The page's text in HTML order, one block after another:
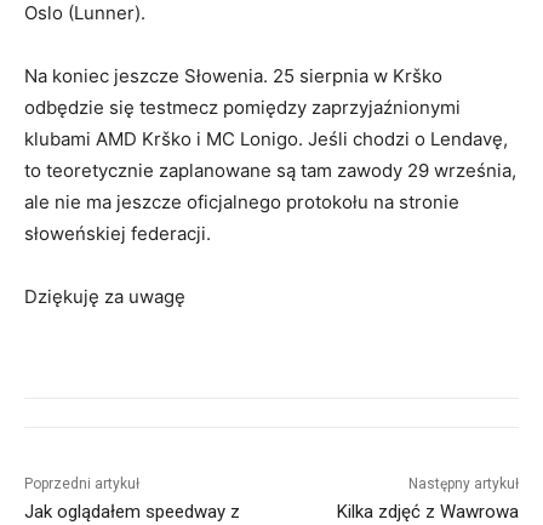
Oslo (Lunner).
Na koniec jeszcze Słowenia. 25 sierpnia w Krško
odbędzie się testmecz pomiędzy zaprzyjaźnionymi
klubami AMD Krško i MC Lonigo. Jeśli chodzi o Lendavę,
to teoretycznie zaplanowane są tam zawody 29 września,
ale nie ma jeszcze oficjalnego protokołu na stronie
słoweńskiej federacji.
Dziękuję za uwagę
Poprzedni artykuł
Jak oglądałem speedway z
Następny artykuł
Kilka zdjęć z Wawrowa